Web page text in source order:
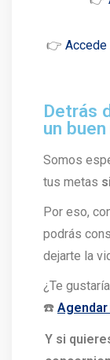
👉
Detrás
un
Somos
tus metas
Por eso,
podrás
dejarte la
¿Te
☎️
Y si